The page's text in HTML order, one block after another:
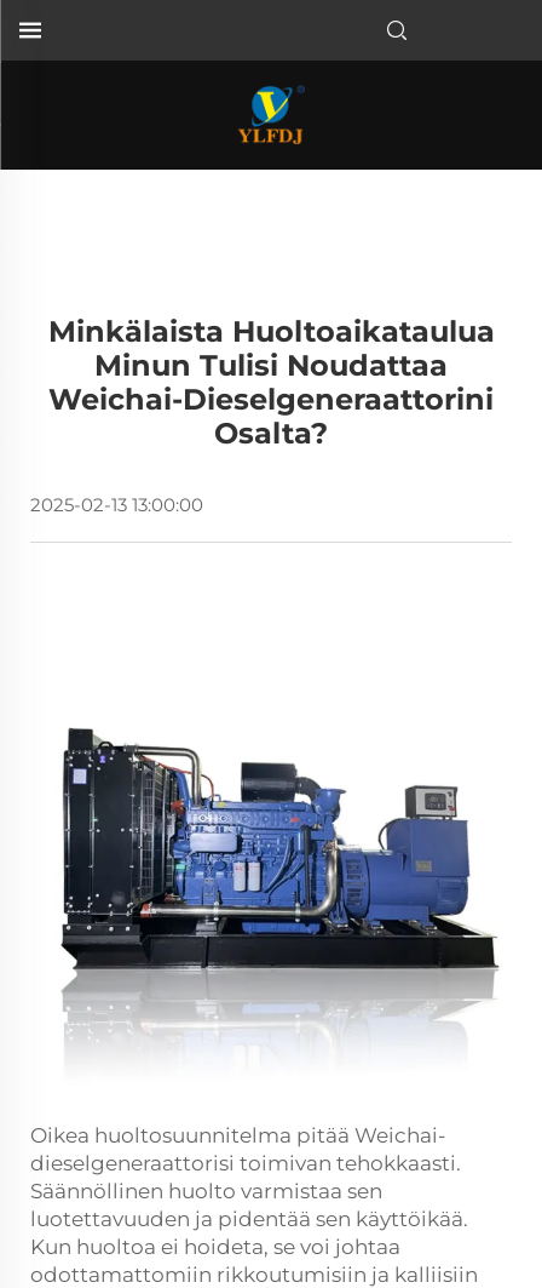
Minkälaista Huoltoaikataulua
Minun Tulisi Noudattaa
Weichai-Dieselgeneraattorini
Osalta?
2025-02-13 13:00:00
Oikea huoltosuunnitelma pitää Weichai-
dieselgeneraattorisi toimivan tehokkaasti.
Säännöllinen huolto varmistaa sen
luotettavuuden ja pidentää sen käyttöikää.
Kun huoltoa ei hoideta, se voi johtaa
odottamattomiin rikkoutumisiin ja kalliisiin